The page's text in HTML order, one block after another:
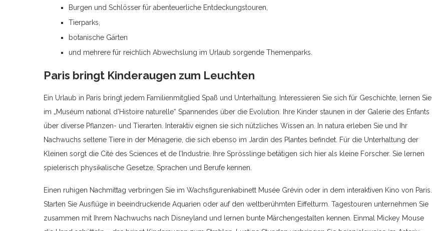
Burgen und Schlösser für abenteuerliche Entdeckungstouren,
Tierparks,
botanische Gärten
und mehrere für reichlich Abwechslung im Urlaub sorgende Themenparks.
Paris bringt Kinderaugen zum Leuchten
Ein Urlaub in Paris bringt jedem Familienmitglied Spaß und Unterhaltung. Interessieren Sie sich für Geschichte, lernen Sie
im „Muséum national d’Histoire naturelle“ Spannendes über die Evolution. Ihre Kinder staunen in der Galerie des Enfants
über diverse Pflanzen- und Tierarten. Interaktiv eignen sie sich nützliches Wissen an. In natura erleben Sie und Ihr
Nachwuchs seltene Tiere in der Ménagerie, die sich ebenso im Jardin des Plantes befindet. Für die Unterhaltung der
Kleinen sorgt die Cité des Sciences et de l’Industrie. Ihre Sprösslinge betätigen sich hier als kleine Forscher. Sie lernen
spielerisch physikalische Gesetze, Sprachen und Berufe kennen.
Einen ruhigen Nachmittag verbringen Sie im Wachsfigurenkabinett Musée Grévin oder in dem interaktiven Kino von Paris.
Starten Sie Ausflüge in beeindruckende Aquarien oder auf den weltberühmten Eiffelturm. Tagestouren unternehmen Sie
zusammen mit Ihrem Nachwuchs nach Disneyland und lernen bunte Märchengestalten kennen. Einmal Mickey Mouse